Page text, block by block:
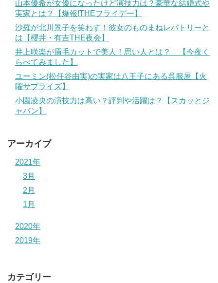
山本優希が女優になったけど演技力は？豪華な結婚式や
実家とは？【爆報!THEフライデー】
沙羅が北川景子を笑わす！彼女のものまねレパトリーと
は【櫻井・有吉THE夜会】
井上咲楽が眉毛カットで美人！思い人とは？ 【今夜く
らべてみました】
ユーミン(松任谷由実)の実家は八王子にある呉服屋【火
曜サプライズ】
小園凌央の演技力は高い？評判や活躍は？【スカッとジ
ャパン】
アーカイブ
2021年
3月
2月
1月
2020年
2019年
カテゴリー